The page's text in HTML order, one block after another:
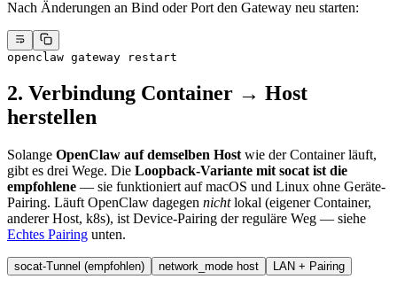
Nach Änderungen an Bind oder Port den Gateway neu starten:
openclaw gateway restart
2. Verbindung Container → Host
herstellen
Solange OpenClaw auf demselben Host wie der Container läuft,
gibt es drei Wege. Die Loopback-Variante mit socat ist die
empfohlene — sie funktioniert auf macOS und Linux ohne Geräte-
Pairing. Läuft OpenClaw dagegen nichtlokal (eigener Container,
anderer Host, k8s), ist Device-Pairing der reguläre Weg — siehe
Echtes Pairing unten.
socat-Tunnel (empfohlen) network_mode host LAN + Pairing